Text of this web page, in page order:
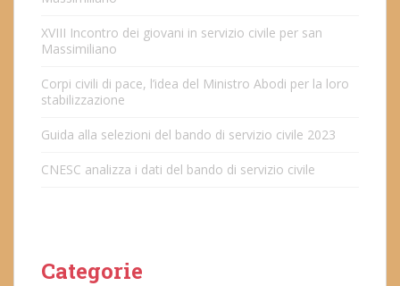
XVIII Incontro dei giovani in servizio civile per san
Massimiliano
Corpi civili di pace, l’idea del Ministro Abodi per la loro
stabilizzazione
Guida alla selezioni del bando di servizio civile 2023
CNESC analizza i dati del bando di servizio civile
Categorie